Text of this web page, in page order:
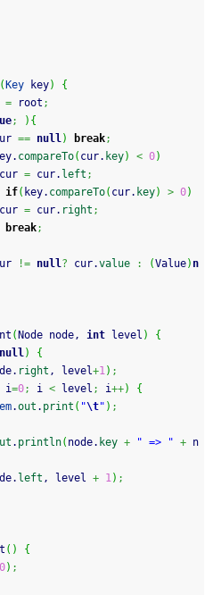
( Key key)
{
= root ;
; ) {
== null) break;
compareTo( cur. key) < 0)
                    cur
= cur. left ;
if( key. compareTo( cur. key) > 0)
                    cur
= cur. right ;
break;
!= null? cur.value : (Value) n
( Node node, int level )
{
null)
{
right , level+1) ;
i=0; i < level ; i++)
{
.out . print ( "\t" ) ;
. println( node. key + " => " + n
left , level + 1) ;
( )
{
0) ;